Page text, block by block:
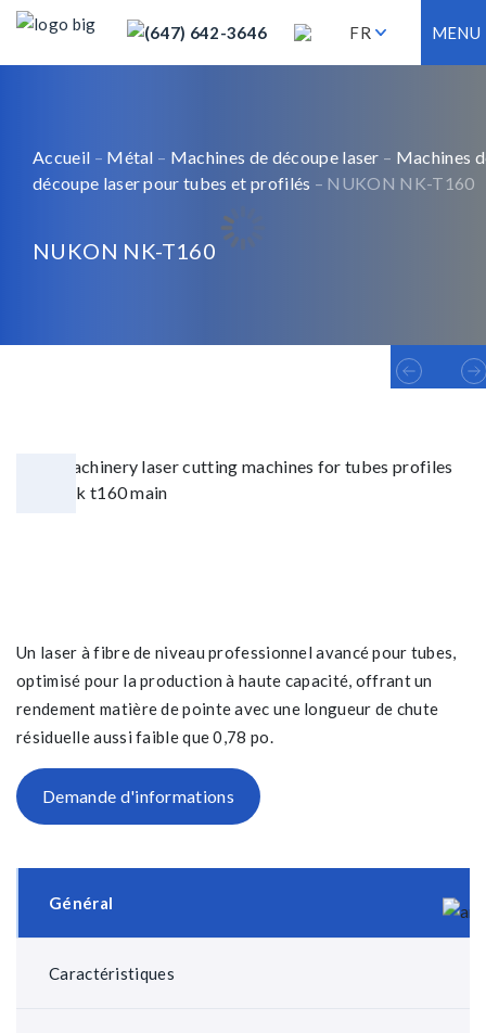
(647) 642-3646 FR MENU
Accueil – Métal – Machines de découpe laser – Machines
découpe laser pour tubes et profilés – NUKON NK-T160
NUKON NK-T160
Un laser à fibre de niveau professionnel avancé pour tubes,
optimisé pour la production à haute capacité, offrant un
rendement matière de pointe avec une longueur de chute
résiduelle aussi faible que 0,78 po.
Demande d'informations
Général
Caractéristiques